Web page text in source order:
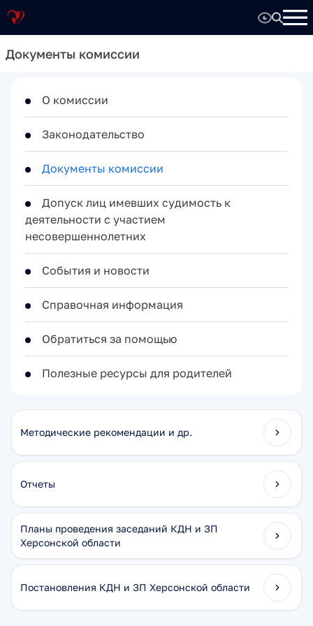
Документы комиссии
О комиссии
Законодательство
Документы комиссии
Допуск лиц имевших судимость к
деятельности с участием
несовершеннолетних
События и новости
Справочная информация
Обратиться за помощью
Полезные ресурсы для родителей
Методические рекомендации и др.
Отчеты
Планы проведения заседаний КДН и ЗП
Херсонской области
Постановления КДН и ЗП Херсонской области